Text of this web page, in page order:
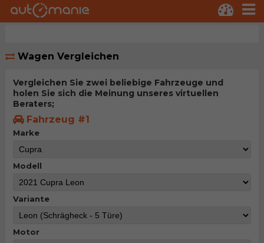
Wagen Vergleichen
Vergleichen Sie zwei beliebige Fahrzeuge und
holen Sie sich die Meinung unseres virtuellen
Beraters;
Fahrzeug #1
Marke
Modell
Variante
Motor